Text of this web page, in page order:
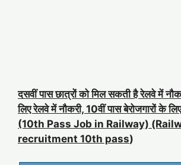
दसवीं पास छात्रों को मिल सकती है रेलवे में
लिए रेलवे में नौकरी, 10वीं पास बेरोजगारों के
(10th Pass Job in Railway)
recruitment 10th pass)